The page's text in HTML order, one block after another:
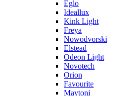
Eglo
Ideallux
Kink Light
Freya
Nowodvorski
Elstead
Odeon Light
Novotech
Orion
Favourite
Maytoni